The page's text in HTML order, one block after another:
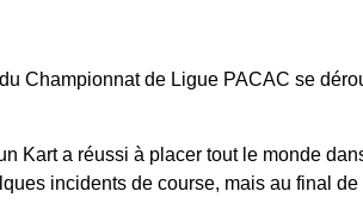
Championnat de Ligue PACAC se
Kart a réussi à placer tout le monde
incidents de course, mais au final de